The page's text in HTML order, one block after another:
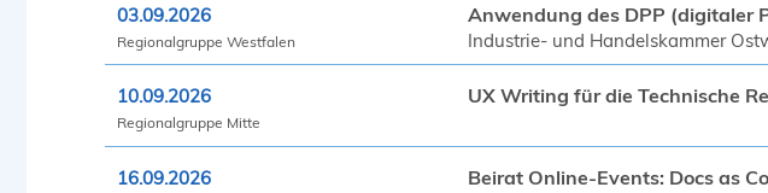
03.09.2026
Regionalgruppe Westfalen
Anwendung des DPP (digitaler
Industrie- und Handelskammer
10.09.2026
Regionalgruppe Mitte
UX Writing für die Technische
16.09.2026 Beirat Online-Events: Docs as